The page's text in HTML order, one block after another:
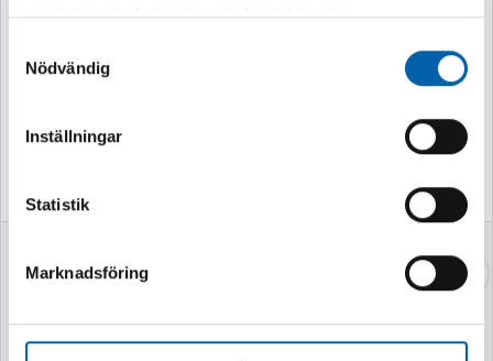
samlat in när du har använt deras tjänster.
Nödvändig
Inställningar
Statistik
Marknadsföring
VEDKLYV 7TON
52CM MED STATIV